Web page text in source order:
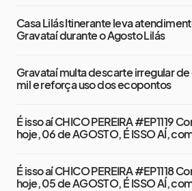
Casa Lilás Itinerante leva
Gravataí durante o Agosto Lilás
Gravataí multa descarte irregular de
mil e reforça uso dos ecopontos
É isso aí CHICO PEREIRA #EP1119
hoje, 06 de AGOSTO, É ISSO AÍ,
É isso aí CHICO PEREIRA #EP1118
hoje, 05 de AGOSTO, É ISSO AÍ,